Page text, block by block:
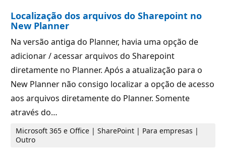
Localização dos arquivos do Sharepoint no
New Planner
Na versão antiga do Planner, havia uma opção de
adicionar / acessar arquivos do Sharepoint
diretamente no Planner. Após a atualização para o
New Planner não consigo localizar a opção de acesso
aos arquivos diretamente do Planner. Somente
através do…
Microsoft 365 e Office | SharePoint | Para empresas |
Outro